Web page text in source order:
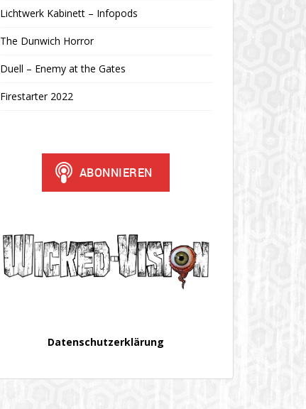
Lichtwerk Kabinett – Infopods
The Dunwich Horror
Duell – Enemy at the Gates
Firestarter 2022
Datenschutzerklärung